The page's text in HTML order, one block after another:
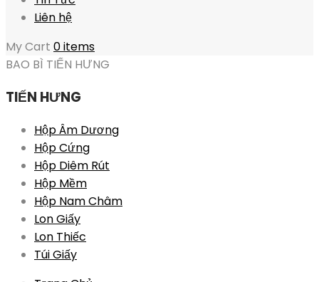
Liên hệ
My Cart 0 items
BAO BÌ TIẾN HƯNG
TIẾN HƯNG
Hộp Âm Dương
Hộp Cứng
Hộp Diêm Rút
Hộp Mềm
Hộp Nam Châm
Lon Giấy
Lon Thiếc
Túi Giấy